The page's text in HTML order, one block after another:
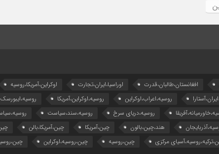
افغانستان،طالبان،قدرت اوراسیا،ایران،تجارت اوکراین،آمریکا،روسیه
روسیه،اعراب،اوکراین روسیه،اوکراین،آمریکا روسیه،ایبورسک
روسیه،دریای سرخ روسیه،سند،سیاست
هند،چین،بالون چین،آمریکا چین،آمریکا،بالن
مرکزی چین،روسیه چین،روسیه،اوکراین